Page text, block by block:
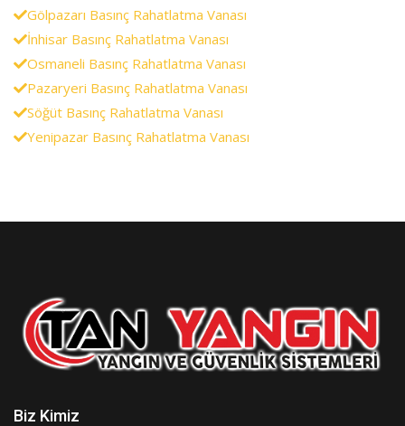
Gölpazarı Basınç Rahatlatma Vanası
İnhisar Basınç Rahatlatma Vanası
Osmaneli Basınç Rahatlatma Vanası
Pazaryeri Basınç Rahatlatma Vanası
Söğüt Basınç Rahatlatma Vanası
Yenipazar Basınç Rahatlatma Vanası
Biz Kimiz